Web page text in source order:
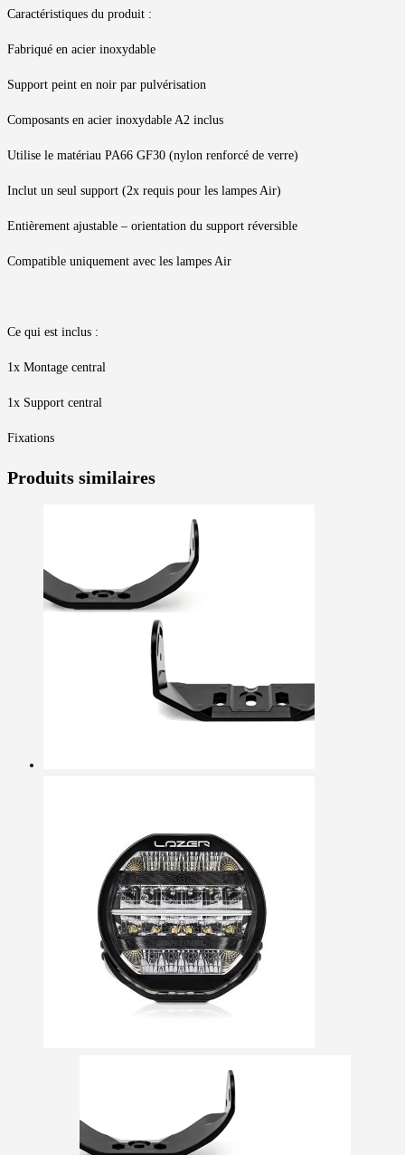
Caractéristiques du produit :
Fabriqué en acier inoxydable
Support peint en noir par pulvérisation
Composants en acier inoxydable A2 inclus
Utilise le matériau PA66 GF30 (nylon renforcé de verre)
Inclut un seul support (2x requis pour les lampes Air)
Entièrement ajustable – orientation du support réversible
Compatible uniquement avec les lampes Air
Ce qui est inclus :
1x Montage central
1x Support central
Fixations
Produits similaires